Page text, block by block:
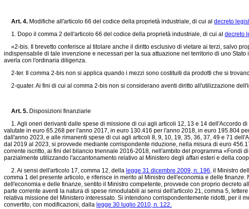
Art. 4. Modifiche all'articolo 66 del codice della proprietà industriale, di cui al decreto
1. Dopo il comma 2 dell'articolo 66 del codice della proprietà industriale, di cui al decreto
«2-bis. Il brevetto conferisce al titolare anche il diritto esclusivo di vietare ai terzi, salvo
indispensabile di tale invenzione e necessari per la sua attuazione nel territorio di uno
averla con l'ordinaria diligenza.
2-ter. Il comma 2-bis non si applica quando i mezzi sono costituiti da prodotti che si
2-quater. Ai fini di cui al comma 2-bis non si considerano aventi diritto all'utilizzazione
Art. 5. Disposizioni finanziarie
1. Agli oneri derivanti dalle spese di missione di cui agli articoli 12, 13 e 14 dell'Accordo
valutate in euro 65.268 per l'anno 2017, in euro 130.416 per l'anno 2018, in euro 195.804
dall'anno 2023, e alle rimanenti spese di cui agli articoli 8, 9, 10, 19, 35, 36, 37, 49 e 71
dal 2019 al 2023, si provvede mediante corrispondente riduzione, nella misura di euro
corrente iscritto, ai fini del bilancio triennale 2016-2018, nell'ambito del programma
parzialmente utilizzando l'accantonamento relativo al Ministero degli affari esteri e della
2. Ai sensi dell'articolo 17, comma 12, della legge 31 dicembre 2009, n. 196, il Ministro
comma 1 del presente articolo, e riferisce in merito al Ministro dell'economia e delle
dell'economia e delle finanze, sentito il Ministro competente, provvede con proprio
parte corrente aventi la natura di spese rimodulabili ai sensi dell'articolo 21, comma 5,
relativa missione del Ministero interessato. Si intendono corrispondentemente ridotti, per il
convertito, con modificazioni, dalla legge 30 luglio 2010, n. 122.